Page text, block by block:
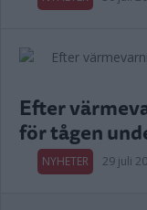
Efter
för tågen
NYHETER 29 juli